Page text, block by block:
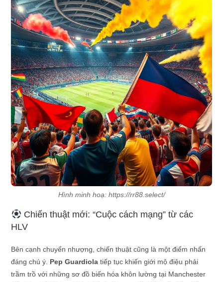
Hình minh hoạ: https://rr88.select/
Chiến thuật mới: “Cuộc cách mạng” từ các
HLV
Bên cạnh chuyển nhượng, chiến thuật cũng là một điểm nhấn
đáng chú ý. Pep Guardiola tiếp tục khiến giới mộ điệu phải
trầm trồ với những sơ đồ biến hóa khôn lường tại Manchester